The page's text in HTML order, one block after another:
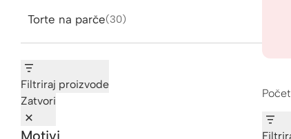
Torte na parče 3030
Filtriraj proizvode
Zatvori
Motivi